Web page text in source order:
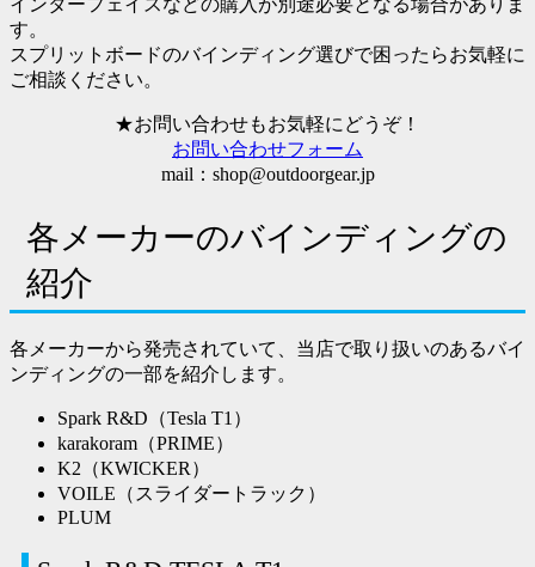
インターフェイスなどの購入が別途必要となる場合がありま
す。
スプリットボードのバインディング選びで困ったらお気軽に
ご相談ください。
★お問い合わせもお気軽にどうぞ！
お問い合わせフォーム
mail：shop@outdoorgear.jp
各メーカーのバインディングの
紹介
各メーカーから発売されていて、当店で取り扱いのあるバイ
ンディングの一部を紹介します。
Spark R&D（Tesla T1）
karakoram（PRIME）
K2（KWICKER）
VOILE（スライダートラック）
PLUM